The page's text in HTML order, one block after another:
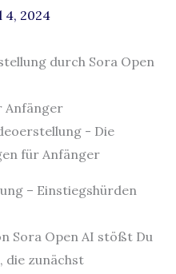
4, 2024
durch Sora Open
Anfänger
– Einstiegshürden
Sora Open AI stößt Du
die zunächst